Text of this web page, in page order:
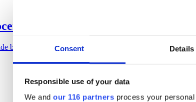
Consent Details
Responsible use of your data
We and our 116 partners process your
både intäkten och vinsten under 2025.